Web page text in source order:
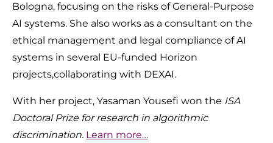
Bologna, focusing on the risks of General-Purpose
AI systems. She also works as a consultant on the
ethical management and legal compliance of AI
systems in several EU-funded Horizon
projects,collaborating with DEXAI.
With her project, Yasaman Yousefi won the ISA
Doctoral Prize for research in algorithmic
discrimination. Learn more…